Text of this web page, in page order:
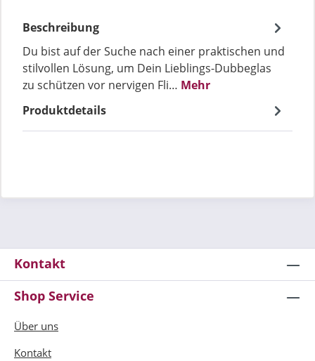
Beschreibung
Du bist auf der Suche nach einer praktischen und
stilvollen Lösung, um Dein Lieblings-Dubbeglas
zu schützen vor nervigen Fli… Mehr
Produktdetails
Kontakt
Shop Service
Über uns
Kontakt